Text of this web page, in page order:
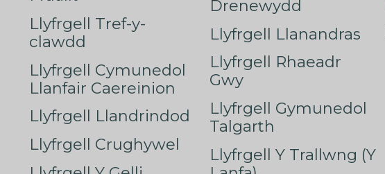
Llyfrgell Tref-y-
clawdd
Llyfrgell Cymunedol
Llanfair Caereinion
Llyfrgell Llandrindod
Llyfrgell Crughywel
Drenewydd
Llyfrgell Llanandras
Llyfrgell Rhaeadr
Gwy
Llyfrgell Gymunedol
Talgarth
Llyfrgell Y Trallwng (Y